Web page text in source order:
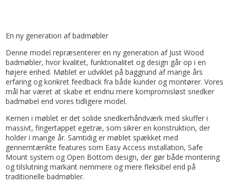
En ny generation af badmøbler
Denne model repræsenterer en ny generation af Just Wood
badmøbler, hvor kvalitet, funktionalitet og design går op i en
højere enhed. Møblet er udviklet på baggrund af mange års
erfaring og konkret feedback fra både kunder og montører. Vores
mål har været at skabe et endnu mere kompromisløst snedker
badmøbel end vores tidligere model.
Kernen i møblet er det solide snedkerhåndværk med skuffer i
massivt, fingertappet egetræ, som sikrer en konstruktion, der
holder i mange år. Samtidig er møblet spækket med
gennemtænkte features som Easy Access installation, Safe
Mount system og Open Bottom design, der gør både montering
og tilslutning markant nemmere og mere fleksibel end på
traditionelle badmøbler.